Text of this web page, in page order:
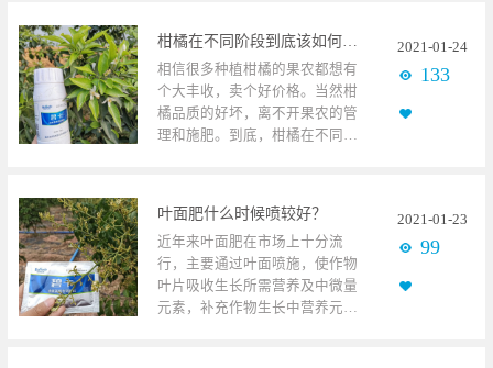
柑橘在不同阶段到底该如何施肥？
相信很多种植柑橘的果农都想有
个大丰收，卖个好价格。当然柑
橘品质的好坏，离不开果农的管
理和施肥。到底，柑橘在不同阶
期施肥又叫“醒树体”，需要及时
恢复树势，加快促进营养生长
（春稍）和生殖生长（促花）的
营养补充。因柑橘的年数不同，
所以施肥量也不同，以氮肥为
2021-01-24
133
叶面肥什么时候喷较好？
近年来叶面肥在市场上十分流
行，主要通过叶面喷施，使作物
叶片吸收生长所需营养及中微量
元素，补充作物生长中营养元素
2021-01-23
99